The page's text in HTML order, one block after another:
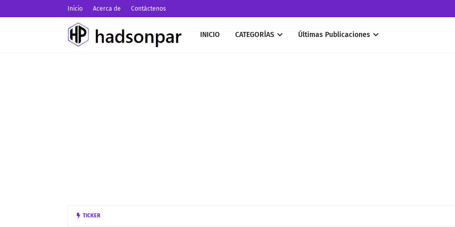
Inicio Acerca de Contáctenos
INICIO CATEGORÍAS Últimas Publicaciones
TICKER